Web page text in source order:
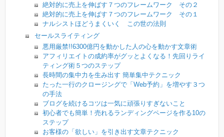
絶対的に売上を伸ばす７つのフレームワーク その２
絶対的に売上を伸ばす７つのフレームワーク その１
ナルシストほどうまくいく この世の法則
セールスライティング
悪用厳禁!!6300億円を動かした人の心を動かす文章術
アフィリエイトの成約率がグッとよくなる！先回りライ
ティング術５つのステップ
長時間の集中力を生み出す 簡単集中テクニック
たった一行のクロージングで「Web予約」を増やす３つ
の手法
ブログを続けるコツは一気に頑張りすぎないこと
初心者でも簡単！売れるランディングページを作る10の
ステップ
お客様の「欲しい」を引き出す文章テクニック